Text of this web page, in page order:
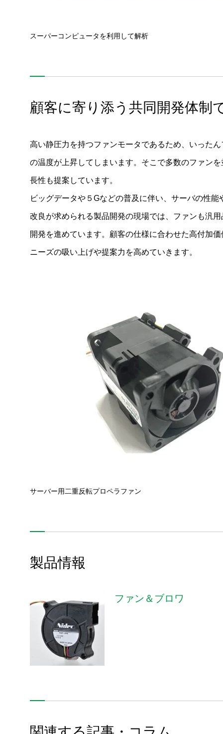
スーパーコンピュータを利用して解析
顧客に寄り添う共同開発体制
高い静圧力を持つファンモータであるため、いった
の温度が上昇してしまいます。そこで多数のファン
長性も提案しています。
ビッグデータや５Gなどの普及に伴い、サーバの性
改良が求められる製品開発の現場では、ファンも汎
開発を進めています。顧客の仕様に合わせた高付加
ニーズの吸い上げや提案力を高めていきます。
サーバー用二重反転プロペラファン
製品情報
ファン＆ブロワ
自動搬送ロボット駆動モジュール
バッテリーエネルギー貯蔵システム（BESS）
スチックに
シーリングファンの開発と展望
電動バイク用モータ
掃除ロボット用モータ
「持ち運べるクルマ」WALKCARの駆動モータ
DCT用モータ
シースルー・エレベータシステム
電動パワーステアリング用 モータ・ECUのパワーパック
扇風機用ブラシレスDCモータ＋ファンユニット
薄型PC向けUFFの小型化
レジンパックモータ
スマート・マイクロ・グリッドソリューション
製鉄所向けシステムエンジニアリング